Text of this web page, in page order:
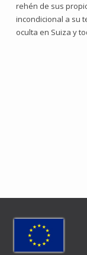
rehén de sus
incondicional a su
oculta en Suiza y